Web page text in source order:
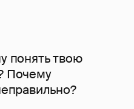
понять твою
Почему